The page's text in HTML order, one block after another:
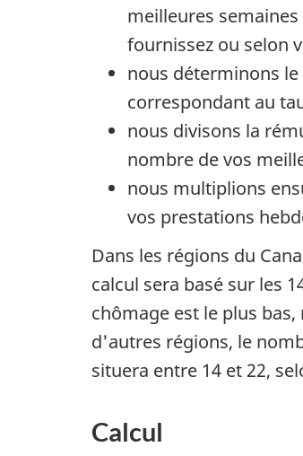
o
n
a
n
t
q
u
meilleures
fournissez ou selon
nous déterminons
correspondant au
nous divisons la
nombre de vos
nous multiplions
vos prestations
Dans les régions du
calcul sera basé sur les
chômage est le plus
d'autres régions, le
situera entre 14 et 22,
Calcul